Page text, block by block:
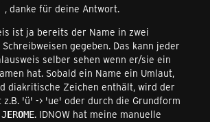
, danke für deine Antwort.
ist ja bereits der Name in zwei
gegeben. Das kann jeder
selber sehen wenn er/sie ein
hat. Sobald ein Name ein Umlaut,
diakritische Zeichen enthält, wird der
'ü' -> 'ue' oder durch die Grundform
JEROME. IDNOW hat meine manuelle